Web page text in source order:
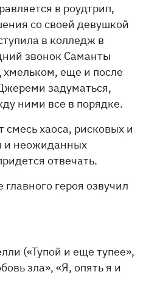
в роудтрип,
со своей девушкой
в колледж в
звонок Саманты
еще и после
задуматься,
ними все в порядке.
хаоса, рисковых и
и неожиданных
отвечать.
героя озвучил
(«Тупой и еще тупее»,
зла», «Я, опять я и